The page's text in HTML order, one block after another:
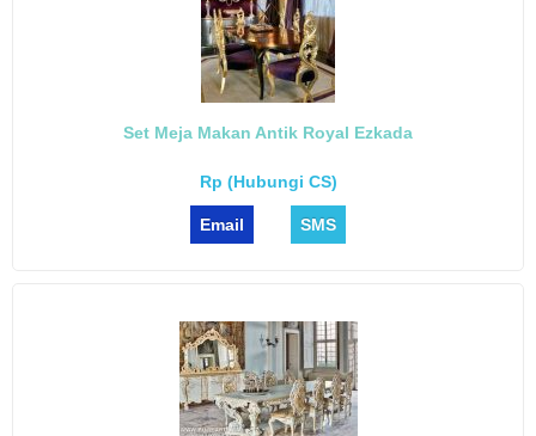
Set Meja Makan Antik Royal Ezkada
Rp (Hubungi CS)
Email SMS